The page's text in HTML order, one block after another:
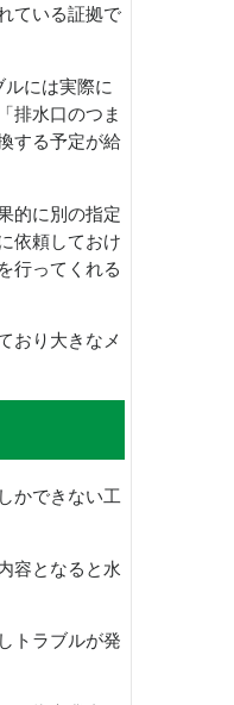
ている証拠で
には実際に
排水口のつま
する予定が給
的に別の指定
依頼しておけ
行ってくれる
おり大きなメ
かできない工
容となると水
トラブルが発